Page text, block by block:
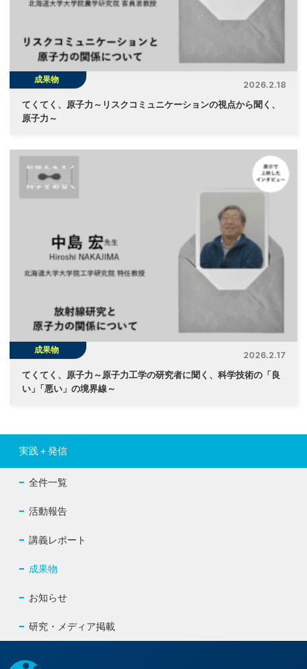
成果物
2026.2.18
てくてく、原子力～リスクコミュニケーションの視点から聞く、
原子力～
成果物
2026.2.17
てくてく、原子力～原子力工学の研究者に聞く、科学技術の「良
い」 「悪い」の境界線～
実践＋発信
全件一覧
活動報告
講義レポート
成果物
お知らせ
研究・メディア掲載